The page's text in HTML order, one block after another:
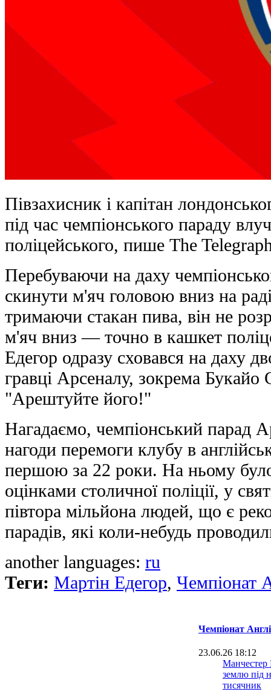
Півзахисник і капітан
під час чемпіонського параду
поліцейського, пише The
Перебуваючи на даху
скинути м'яч головою вниз на
тримаючи стакан пива, він не
м'яч вниз — точно в кашкет
Едегор одразу сховався на даху
гравці Арсеналу, зокрема Букайо
"Арештуйте його!"
Нагадаємо, чемпіонський парад
нагоди перемоги клубу в
першою за 22 роки. На ньому
оцінками столичної поліції, у
півтора мільйона людей, що є
парадів, які коли-небудь
another languages: ru
Теги: Мартін Едегор, Чемпіонат
Чемпіонат
23.06.26 18:12
землю під
тисячник